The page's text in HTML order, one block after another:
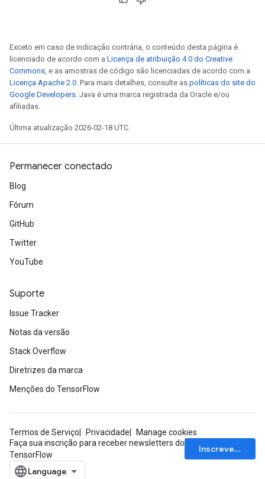
Exceto em caso de indicação contrária, o conteúdo desta página é
licenciado de acordo com a Licença de atribuição 4.0 do Creative
Commons, e as amostras de código são licenciadas de acordo com a
Licença Apache 2.0. Para mais detalhes, consulte as políticas do site do
Google Developers. Java é uma marca registrada da Oracle e/ou
afiliadas.
Última atualização 2026-02-18 UTC.
Permanecer conectado
Blog
Fórum
GitHub
Twitter
YouTube
Suporte
Issue Tracker
Notas da versão
Stack Overflow
Diretrizes da marca
Menções do TensorFlow
Termos de Serviço Privacidade
Manage cookies
Faça sua inscrição para receber newsletters do
TensorFlow
Inscrever-se